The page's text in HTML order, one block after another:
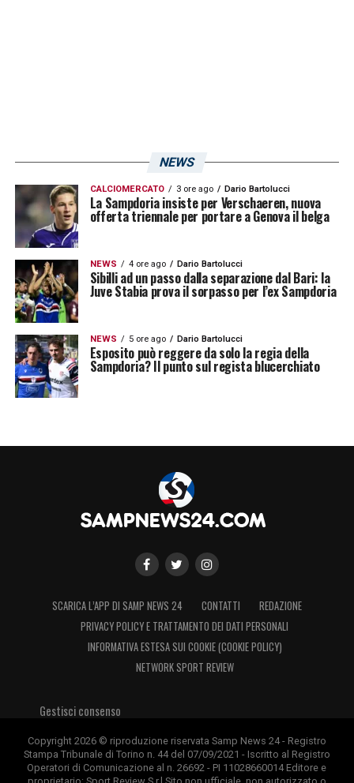
NEWS
CALCIOMERCATO 3 ore ago Dario Bartolucci
La Sampdoria insiste per Verschaeren, nuova
offerta triennale per portare a Genova il belga
NEWS 4 ore ago Dario Bartolucci
Sibilli ad un passo dalla separazione dal Bari: la
Juve Stabia prova il sorpasso per l’ex Sampdoria
NEWS 5 ore ago Dario Bartolucci
Esposito può reggere da solo la regia della
Sampdoria? Il punto sul regista blucerchiato
SCARICA L’APP DI SAMP NEWS 24 CONTATTI
REDAZIONE
PRIVACY POLICY E TRATTAMENTO DEI DATI PERSONALI
INFORMATIVA ESTESA SUI COOKIE (COOKIE POLICY)
NETWORK SPORT REVIEW
Gestisci consenso
Copyright 2026 © riproduzione riservata Samp News 24 - Registro
Stampa Tribunale di Torino n. 44 del 07/09/2021 - Iscritto al Registro
Operatori di Comunicazione al n. 26692 - PI 11028660014 Editore e